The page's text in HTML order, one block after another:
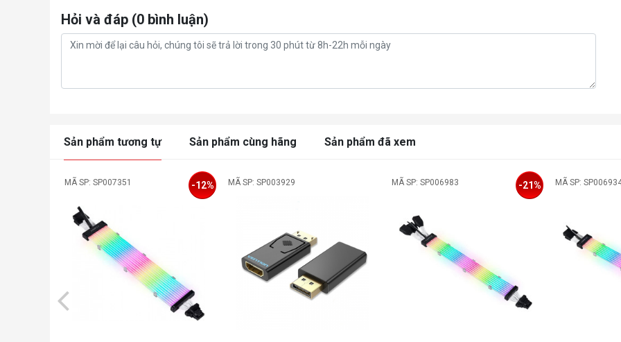
Hỏi và đáp (0 bình luận)
Sản phẩm tương tự Sản phẩm cùng hãng Sản phẩm đã xem
MÃ SP: SP007351 -12% MÃ SP: SP003929 MÃ SP: SP006983 -21% MÃ SP: